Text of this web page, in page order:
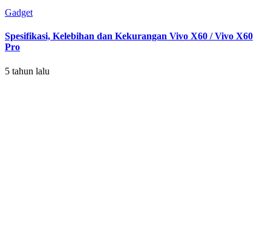
Gadget
Spesifikasi, Kelebihan dan Kekurangan Vivo X60 / Vivo X60
Pro
5 tahun lalu